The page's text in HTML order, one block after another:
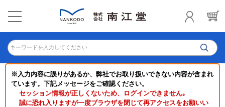
キーワードを入力してください
※入力内容に誤りがあるか、弊社でお取り扱いできない内容が含まれ
ています。下記メッセージをご確認ください。
セッション情報が正しくないため、ログインできません｡
誠に恐れ入りますが一度ブラウザを閉じて再アクセスをお願いい